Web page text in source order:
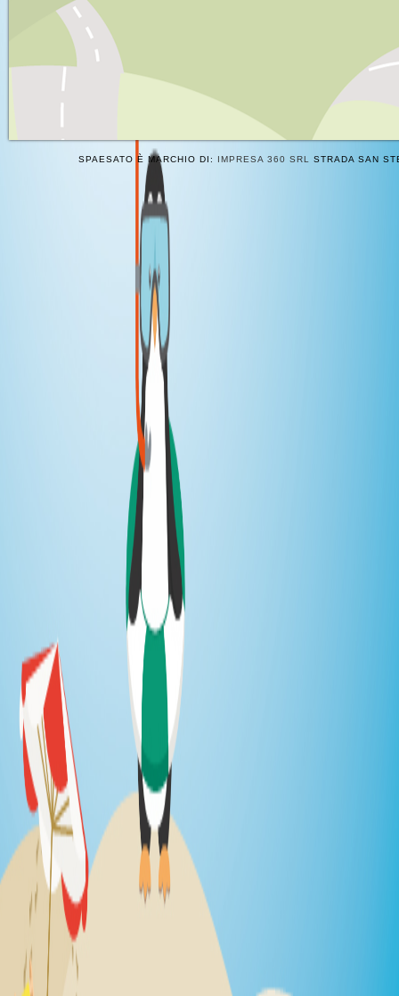
SPAESATO È MARCHIO DI: IMPRESA 360 SRL STRADA SAN